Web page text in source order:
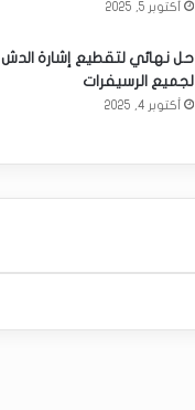
أكتوبر 5, 2025
حل نهائي لتقطيع إشارة الدش
لجميع الرسيفرات
أكتوبر 4, 2025